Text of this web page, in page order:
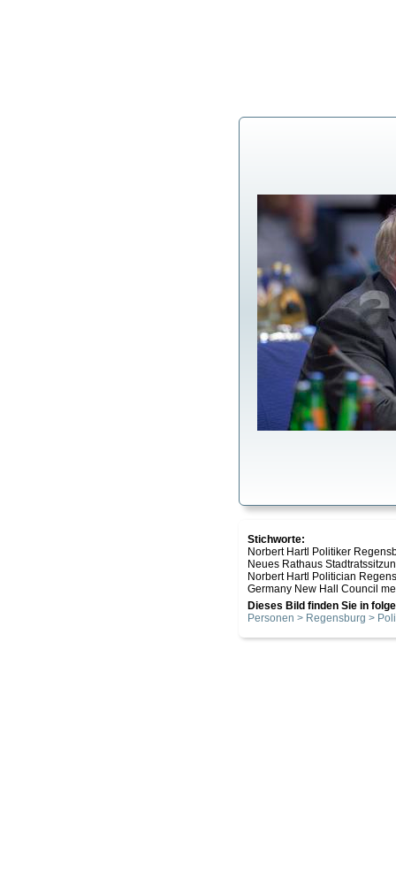
Stichworte:
Norbert Hartl Politiker
Neues Rathaus
Norbert Hartl Politician
Germany New Hall Council
Dieses Bild finden Sie in
Personen > Regensburg >